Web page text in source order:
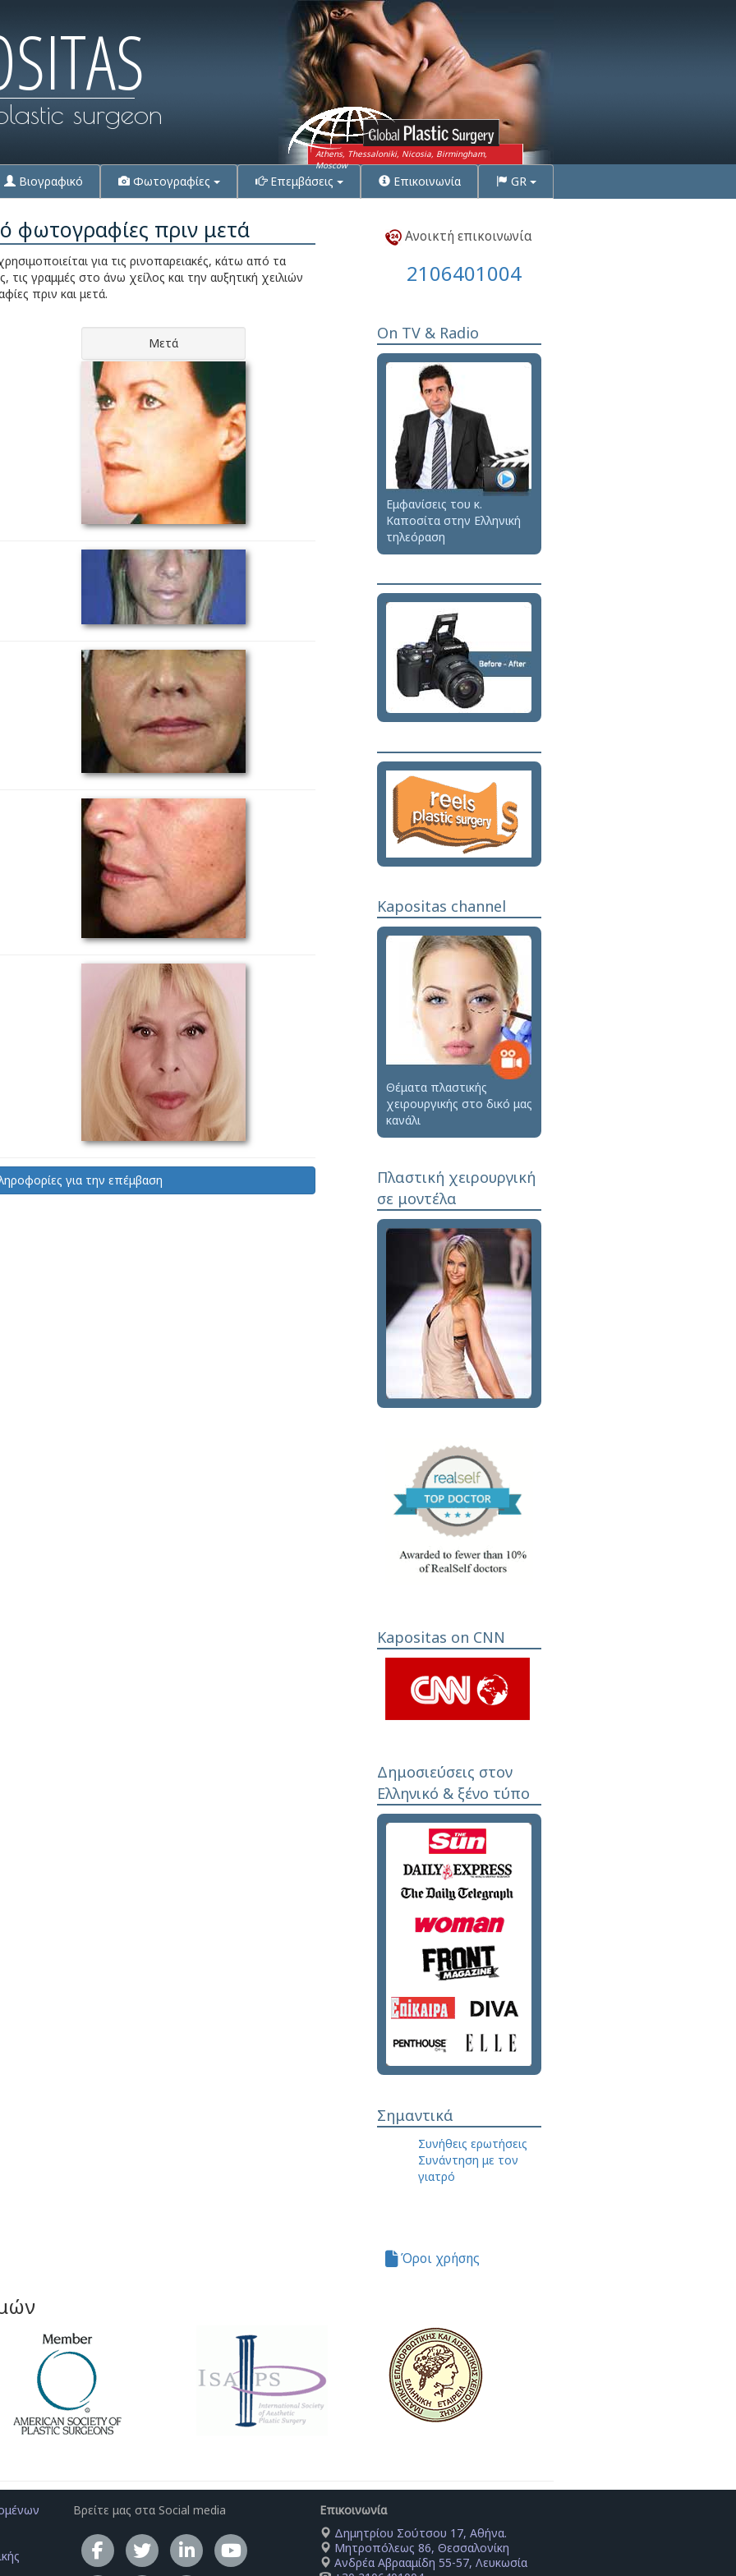
surgeon
Athens, Thessaloniki, Nicosia, Birmingham,
Moscow
Βιογραφικό Φωτογραφίες Επεμβάσεις Επικοινωνία GR
φωτογραφίες πριν μετά
για τις ρινοπαρειακές, κάτω από τα
τις γραμμές στο άνω χείλος και την αυξητική χειλιών
πριν και μετά.
Μετά
για την επέμβαση
Ανοικτή επικοινωνία
2106401004
On TV & Radio
Εμφανίσεις του κ.
Καποσίτα στην Ελληνική
τηλεόραση
Kapositas channel
Θέματα πλαστικής
χειρουργικής στο δικό μας
κανάλι
Πλαστική χειρουργική
σε μοντέλα
Kapositas on CNN
Δημοσιεύσεις στον
Ελληνικό & ξένο τύπο
Σημαντικά
Συνήθεις ερωτήσεις
Συνάντηση με τον
γιατρό
Όροι χρήσης
Βρείτε μας στα Social media
Επικοινωνία
Δημητρίου Σούτσου 17, Αθήνα.
Μητροπόλεως 86, Θεσσαλονίκη
Ανδρέα Αβρααμίδη 55-57, Λευκωσία